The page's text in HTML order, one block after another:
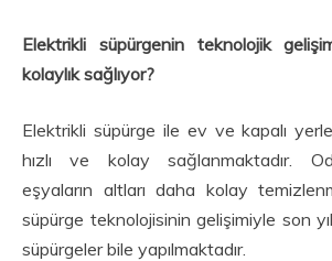
Elektrikli süpürgenin teknolojik
kolaylık sağlıyor?
Elektrikli süpürge ile ev ve kapalı
hızlı ve kolay sağlanmaktadır.
eşyaların altları daha kolay
süpürge teknolojisinin gelişimiyle son
süpürgeler bile yapılmaktadır.